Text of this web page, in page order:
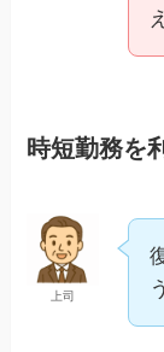
時短勤務を
上司